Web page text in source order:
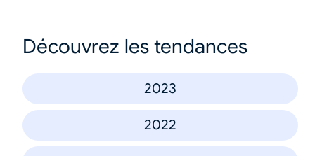
Découvrez les tendances
2023
2022